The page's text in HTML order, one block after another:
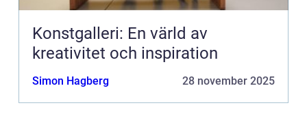
Konstgalleri: En värld av
kreativitet och inspiration
Simon Hagberg 28 november 2025